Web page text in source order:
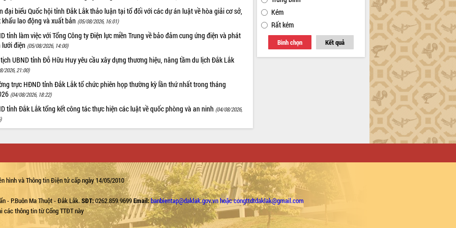
đại biểu Quốc hội tỉnh Đắk Lắk thảo luận tại tổ đối với các dự án luật về hòa giải cơ sở,
khẩu lao động và xuất bản (05/08/2026, 16:01)
tỉnh làm việc với Tổng Công ty Điện lực miền Trung về bảo đảm cung ứng điện và phát
lưới điện (05/08/2026, 14:00)
UBND tỉnh Đỗ Hữu Huy yêu cầu xây dựng thương hiệu, nâng tầm du lịch Đắk Lắk
2026, 21:00)
trực HĐND tỉnh Đắk Lắk tổ chức phiên họp thường kỳ lần thứ nhất trong tháng
(04/08/2026, 18:22)
tỉnh Đắk Lắk tổng kết công tác thực hiện các luật về quốc phòng và an ninh (04/08/2026,
Kém
Rất kém
Bình chọn Kết quả
hình và Thông tin Điện tử cấp ngày 14/05/2010
- P.Buôn Ma Thuột - Đắk Lắk.SĐT:0262.859.9699Email:banbientap@daklak.gov.vn hoặc congttdtdaklak@gmail.com
các thông tin từ Cổng TTĐT này